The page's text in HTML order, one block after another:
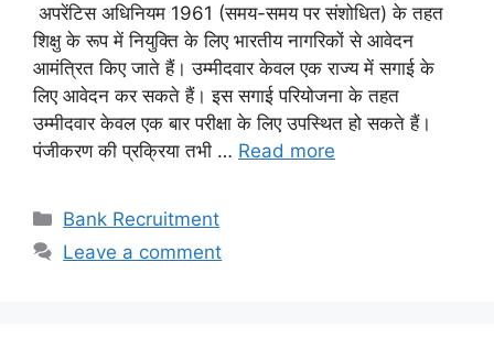
अपरेंटिस अधिनियम 1961 (समय-समय पर संशोधित) के तहत
शिक्षु के रूप में नियुक्ति के लिए भारतीय नागरिकों से आवेदन
आमंत्रित किए जाते हैं। उम्मीदवार केवल एक राज्य में सगाई के
लिए आवेदन कर सकते हैं। इस सगाई परियोजना के तहत
उम्मीदवार केवल एक बार परीक्षा के लिए उपस्थित हो सकते हैं।
पंजीकरण की प्रक्रिया तभी … Read more
Categories
Bank Recruitment
Leave a comment